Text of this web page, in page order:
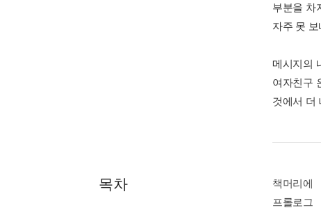
부분을 차
자주 못
메시지의
여자친구
것에서 더
목차
책머리에
프롤로그